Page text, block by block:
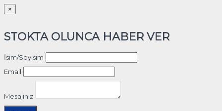
×
STOKTA OLUNCA HABER VER
İsim/Soyisim
Email
Mesajınız